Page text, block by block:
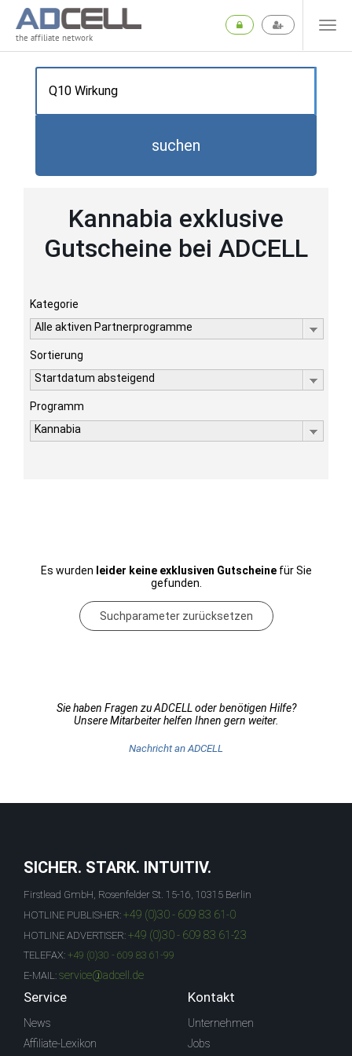
the affiliate network
suchen
Kannabia exklusive
Gutscheine bei ADCELL
Kategorie
Alle aktiven Partnerprogramme
Sortierung
Startdatum absteigend
Programm
Kannabia
Es wurden leider keine exklusiven Gutscheinefür Sie
gefunden.
Suchparameter zurücksetzen
Sie haben Fragen zu ADCELL oder benötigen Hilfe?
Unsere Mitarbeiter helfen Ihnen gern weiter.
Nachricht an ADCELL
SICHER. STARK. INTUITIV.
Firstlead GmbH, Rosenfelder St. 15-16, 10315 Berlin
HOTLINE PUBLISHER: +49 (0)30 - 609 83 61-0
HOTLINE ADVERTISER: +49 (0)30 - 609 83 61-23
TELEFAX: +49 (0)30 - 609 83 61-99
E-MAIL: service@adcell.de
Service
News
Affiliate-Lexikon
Kontakt
Unternehmen
Jobs